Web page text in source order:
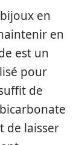
en
en
est un
pour
de
de laisser